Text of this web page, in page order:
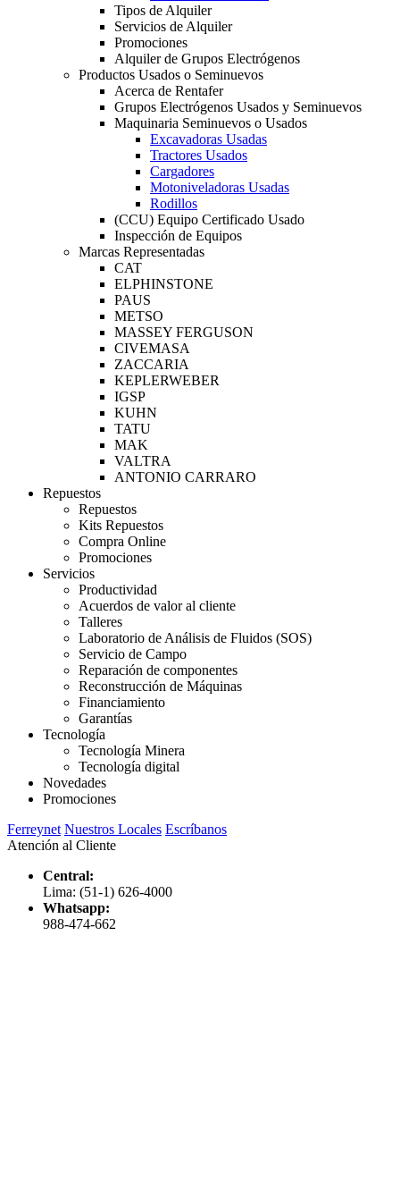
Tipos de Alquiler
Servicios de Alquiler
Promociones
Alquiler de Grupos Electrógenos
Productos Usados o Seminuevos
Acerca de Rentafer
Grupos Electrógenos Usados y Seminuevos
Maquinaria Seminuevos o Usados
Excavadoras Usadas
Tractores Usados
Cargadores
Motoniveladoras Usadas
Rodillos
(CCU) Equipo Certificado Usado
Inspección de Equipos
Marcas Representadas
CAT
ELPHINSTONE
PAUS
METSO
MASSEY FERGUSON
CIVEMASA
ZACCARIA
KEPLERWEBER
IGSP
KUHN
TATU
MAK
VALTRA
ANTONIO CARRARO
Repuestos
Repuestos
Kits Repuestos
Compra Online
Promociones
Servicios
Productividad
Acuerdos de valor al cliente
Talleres
Laboratorio de Análisis de Fluidos (SOS)
Servicio de Campo
Reparación de componentes
Reconstrucción de Máquinas
Financiamiento
Garantías
Tecnología
Tecnología Minera
Tecnología digital
Novedades
Promociones
Ferreynet Nuestros Locales Escríbanos
Atención al Cliente
Central:
Lima: (51-1) 626-4000
Whatsapp:
988-474-662